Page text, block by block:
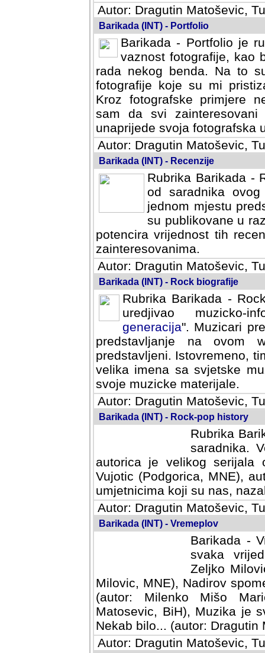
Autor: Dragutin Matoševic,
Barikada (INT) - Portfolio
Barikada - Portfolio je
vaznost fotografije, kao
rada nekog benda. Na to
fotografije koje su mi
fotografske primjere
svi zainteresovani
svoja fotografska umijeca.
Autor: Dragutin Matoševic,
Barikada (INT) - Recenzije
Rubrika Barikada -
od saradnika
jednom mjestu
su publikovane u
potencira vrijednost tih
zainteresovanima.
Autor: Dragutin Matoševic,
Barikada (INT) - Rock biografije
Rubrika Barikada -
uredjivao muzicko-
Muzicari predstavljeni u
na ovom web portalu
Istovremeno, tim nacinom
sa svjetske muzicke scene
materijale.
Autor: Dragutin Matoševic,
Barikada (INT) - Rock-pop history
Rubrika
saradnika.
autorica je velikog serijala
Vujotic (Podgorica, MNE),
umjetnicima koji su nas,
Autor: Dragutin Matoševic,
Barikada (INT) - Vremeplov
Barikada -
svaka
Milovic,
MNE), Nadirov spomenar
Milenko Mišo Maric, UK),
Muzika je svirala (autor:
(autor: Dragutin Matosevic,
Autor: Dragutin Matoševic,